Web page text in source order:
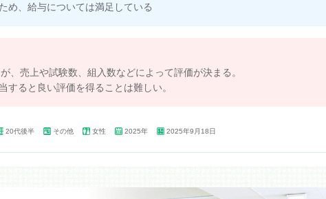
め、給与については満足している
、売上や試験数、組入数などによって評価が決まる。
すると良い評価を得ることは難しい。
20代後半 その他 女性 2025年 2025年9月18日